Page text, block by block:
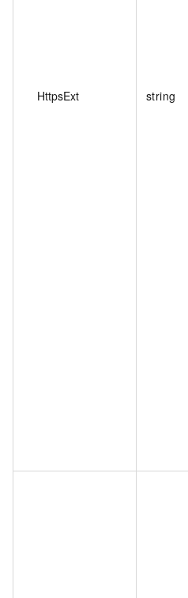
HttpsExt string